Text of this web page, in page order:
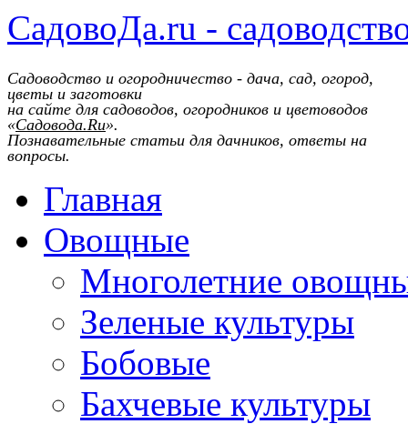
СадовоДа.ru -
Садоводство и огородничество - дача, сад, огород,
цветы и заготовки
на сайте для садоводов, огородников и цветоводов
«Садовода.Ru».
Познавательные статьи для дачников, ответы на
вопросы.
Главная
Овощные
Многолетние
Зеленые культуры
Бобовые
Бахчевые культуры